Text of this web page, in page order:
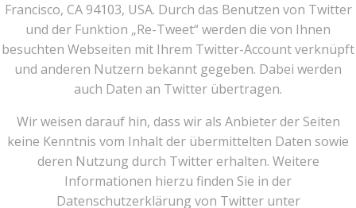
Francisco, CA 94103, USA. Durch das Benutzen von Twitter
und der Funktion „Re-Tweet“ werden die von Ihnen
besuchten Webseiten mit Ihrem Twitter-Account verknüpft
und anderen Nutzern bekannt gegeben. Dabei werden
auch Daten an Twitter übertragen.
Wir weisen darauf hin, dass wir als Anbieter der Seiten
keine Kenntnis vom Inhalt der übermittelten Daten sowie
deren Nutzung durch Twitter erhalten. Weitere
Informationen hierzu finden Sie in der
Datenschutzerklärung von Twitter unter